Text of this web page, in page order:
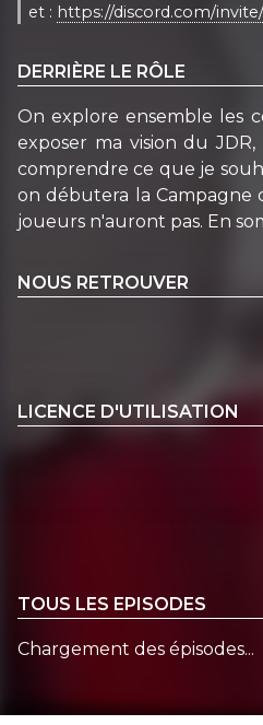
et : https://discord.com/
DERRIÈRE LE RÔLE
On explore ensemble les
exposer ma vision du
comprendre ce que je
on débutera la Campagne
joueurs n'auront pas. En
NOUS RETROUVER
LICENCE D'UTILISATION
TOUS LES EPISODES
Chargement des épisodes...